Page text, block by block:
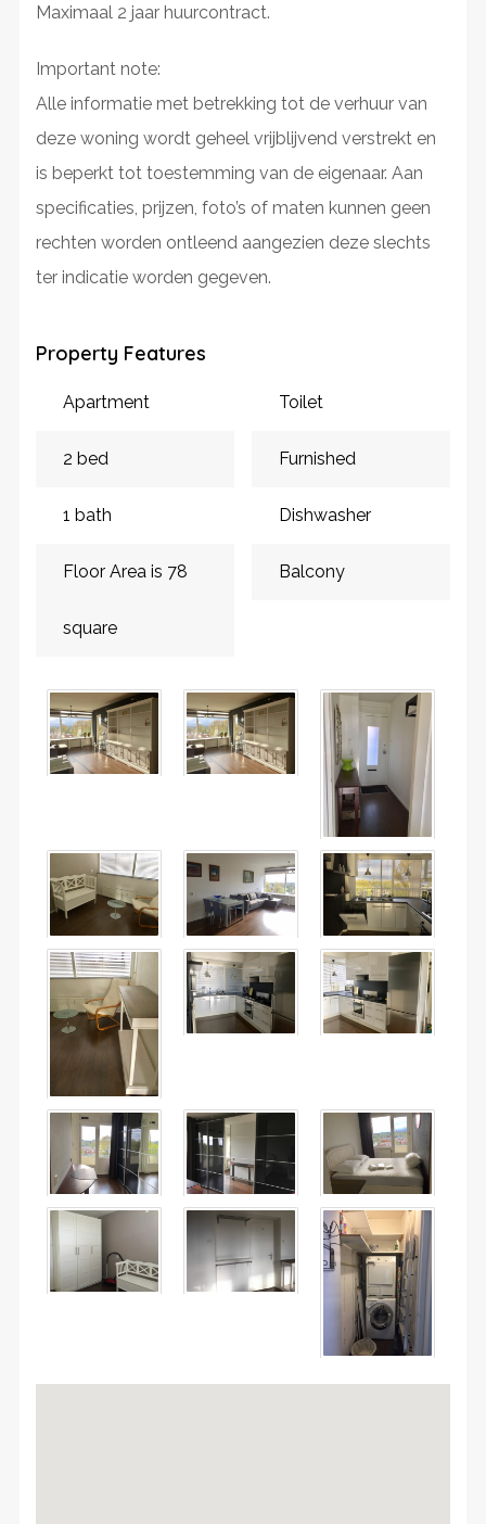
Maximaal 2 jaar huurcontract.
Important note:
Alle informatie met betrekking tot de verhuur van
deze woning wordt geheel vrijblijvend verstrekt en
is beperkt tot toestemming van de eigenaar. Aan
specificaties, prijzen, foto’s of maten kunnen geen
rechten worden ontleend aangezien deze slechts
ter indicatie worden gegeven.
Property Features
Apartment
2 bed
1 bath
Floor Area is 78
square
Toilet
Furnished
Dishwasher
Balcony